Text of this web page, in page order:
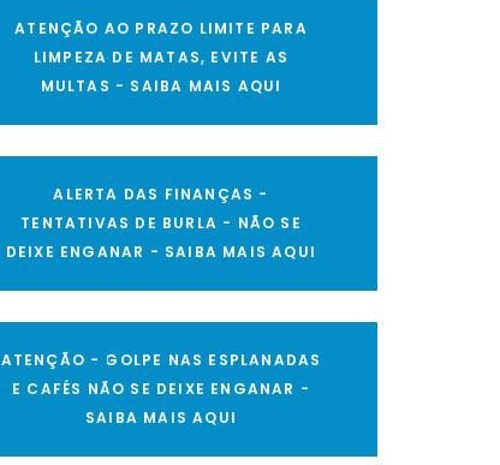
ATENÇÃO AO PRAZO LIMITE PARA
LIMPEZA DE MATAS, EVITE AS
MULTAS - SAIBA MAIS AQUI
ALERTA DAS FINANÇAS -
TENTATIVAS DE BURLA - NÃO SE
DEIXE ENGANAR - SAIBA MAIS AQUI
ATENÇÃO - GOLPE NAS ESPLANADAS
E CAFÉS NÃO SE DEIXE ENGANAR -
SAIBA MAIS AQUI